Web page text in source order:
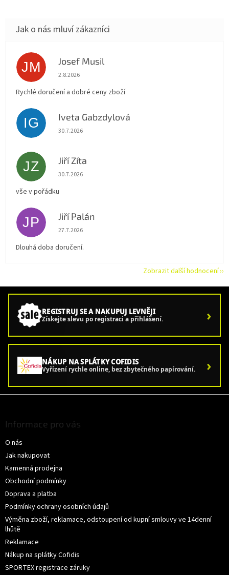
JM Josef Musil
Hodnocení obchodu je 5 z 5 hvězdiček.
2.8.2026
Rychlé doručení a dobré ceny zboží
IG Iveta Gabzdylová
Hodnocení obchodu je 5 z 5 hvězdiček.
30.7.2026
JZ Jiří Zíta
Hodnocení obchodu je 5 z 5 hvězdiček.
30.7.2026
vše v pořádku
JP Jiří Palán
Hodnocení obchodu je 5 z 5 hvězdiček.
27.7.2026
Dlouhá doba doručení.
Zobrazit další hodnocení
REGISTRUJ SE A NAKUPUJ LEVNĚJI
Získejte slevu po registraci a přihlášení. ›
NÁKUP NA SPLÁTKY COFIDIS
Vyřízení rychle online, bez zbytečného papírování. ›
Informace pro vás
O nás
Jak nakupovat
Kamenná prodejna
Obchodní podmínky
Doprava a platba
Podmínky ochrany osobních údajů
Výměna zboží, reklamace, odstoupení od kupní smlouvy ve 14denní
lhůtě
Reklamace
Nákup na splátky Cofidis
SPORTEX registrace záruky